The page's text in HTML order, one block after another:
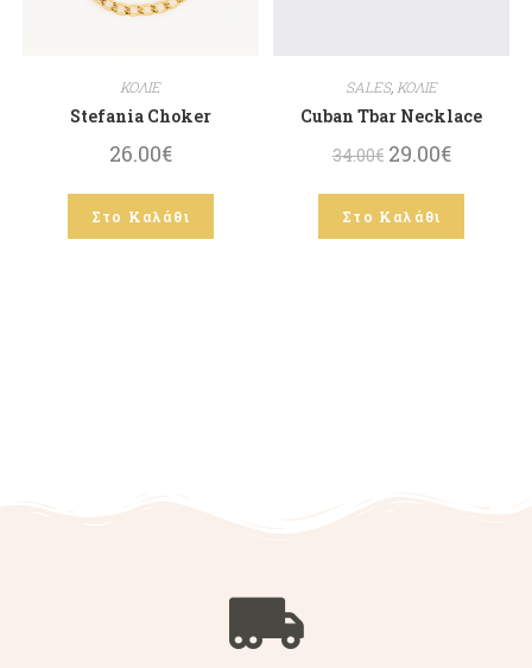
ΚΟΛΙΕ
Stefania Choker
26.00€
Στο Καλάθι
SALES,ΚΟΛΙΕ
Cuban Tbar Necklace
34.00€ 29.00€
Στο Καλάθι